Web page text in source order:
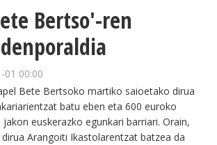
Bertso'-ren
01 00:00
Bete Bertsoko martiko saioetako dirua
batu eben eta 600 euroko
euskerazko egunkari barriari. Orain,
Arangoiti Ikastolarentzat batzea da